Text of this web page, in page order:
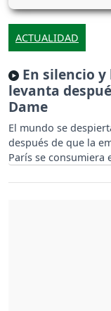
ACTUALIDAD
En silencio
levanta
Dame
El mundo se
después de que la
París se consumiera